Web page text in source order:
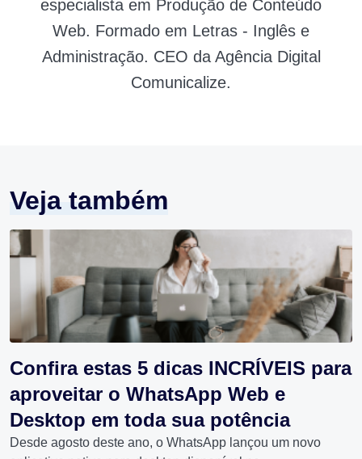
especialista em Produção de Conteúdo
Web. Formado em Letras - Inglês e
Administração. CEO da Agência Digital
Comunicalize.
Veja também
Confira estas 5 dicas INCRÍVEIS para
aproveitar o WhatsApp Web e
Desktop em toda sua potência
Desde agosto deste ano, o WhatsApp lançou um novo